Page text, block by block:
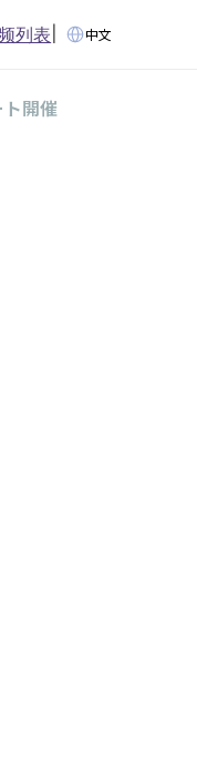
列表 Select Language
中文
開催